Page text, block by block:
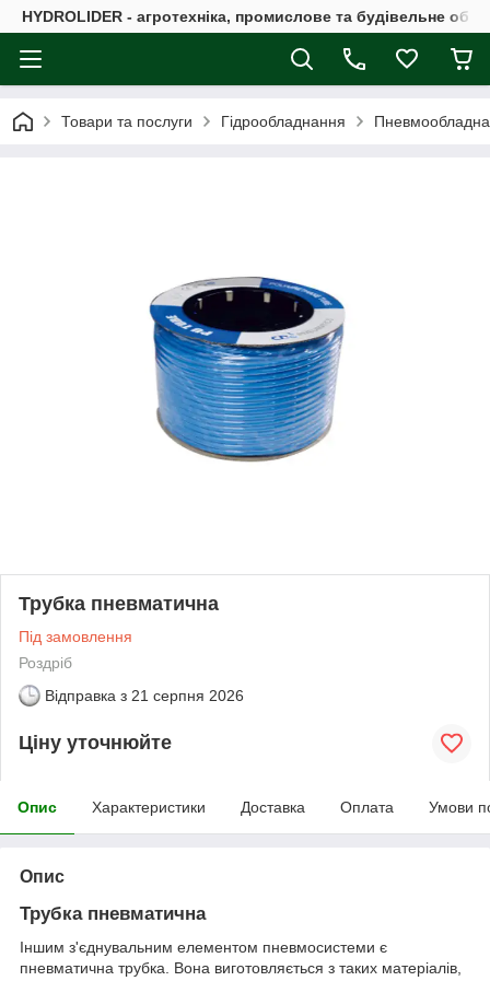
HYDROLIDER - агротехніка, промислове та будівельне
Товари та послуги Гідрообладнання
Трубка пневматична
Під замовлення
Роздріб
Відправка з 21 серпня 2026
Ціну уточнюйте
Опис Характеристики Доставка Оплата Умови
Опис
Трубка пневматична
Іншим з'єднувальним елементом пневмосистеми є
пневматична трубка. Вона виготовляється з таких матеріалів,